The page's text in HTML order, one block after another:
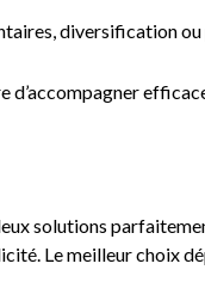
diversification
solutions
Le meilleur choix